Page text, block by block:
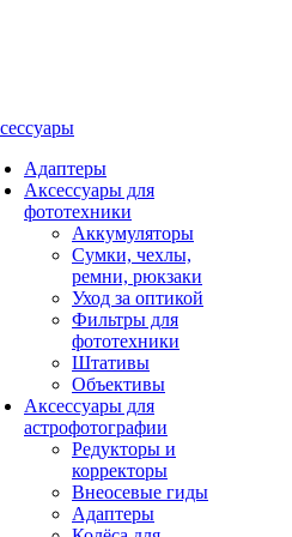
Адаптеры
Аксессуары для
фототехники
Аккумуляторы
Сумки, чехлы,
ремни, рюкзаки
Уход за оптикой
Фильтры для
фототехники
Штативы
Объективы
Аксессуары для
астрофотографии
Редукторы и
корректоры
Внеосевые гиды
Адаптеры